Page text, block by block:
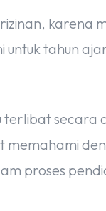
karena
untuk tahun
terlibat secara
memahami
proses